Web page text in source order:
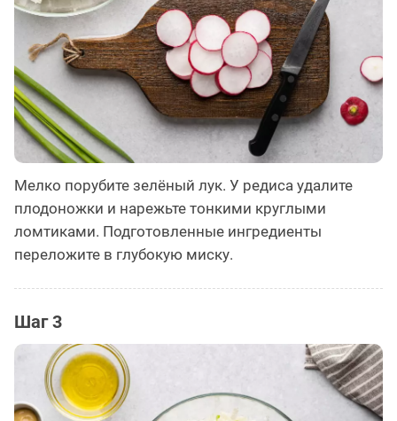
Мелко порубите зелёный лук. У редиса удалите
плодоножки и нарежьте тонкими круглыми
ломтиками. Подготовленные ингредиенты
переложите в глубокую миску.
Шаг 3